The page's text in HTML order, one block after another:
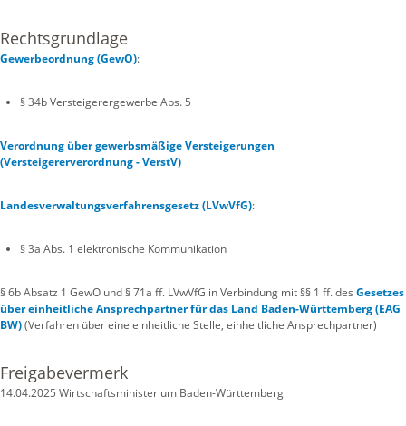
Rechtsgrundlage
Gewerbeordnung (GewO):
§ 34b Versteigerergewerbe Abs. 5
Verordnung über gewerbsmäßige Versteigerungen
(Versteigererverordnung - VerstV)
Landesverwaltungsverfahrensgesetz (LVwVfG):
§ 3a Abs. 1 elektronische Kommunikation
§ 6b Absatz 1 GewO und § 71a ff. LVwVfG in Verbindung mit §§ 1 ff. des Gesetzes
über einheitliche Ansprechpartner für das Land Baden-Württemberg (EAG
BW)(Verfahren über eine einheitliche Stelle, einheitliche Ansprechpartner)
Freigabevermerk
14.04.2025 Wirtschaftsministerium Baden-Württemberg